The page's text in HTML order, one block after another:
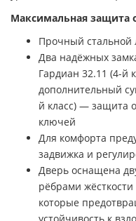
Максимальная защита
Прочный стальной
Два надёжных
Гардиан 32.11 (4-й
дополнительный
й класс) — защита
ключей
Для комфорта
задвижка и
Дверь оснащена
рёбрами
которые
устойчивость к